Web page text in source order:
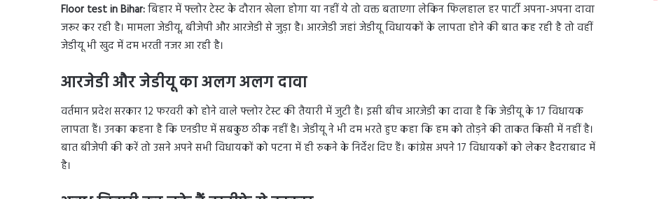
Floor test in Bihar:बिहार में फ्लोर टेस्ट के दौरान खेला होगा या नहीं ये तो वक्त बताएगा लेकिन फिलहाल हर पार्टी अपना-अपना दावा
जरूर कर रही है। मामला जेडीयू, बीजेपी और आरजेडी से जुड़ा है। आरजेडी जहां जेडीयू विधायकों के लापता होने की बात कह रही है तो वहीं
जेडीयू भी खुद में दम भरती नजर आ रही है।
आरजेडी और जेडीयू का अलग अलग दावा
वर्तमान प्रदेश सरकार 12 फरवरी को होने वाले फ्लोर टेस्ट की तैयारी में जुटी है। इसी बीच आरजेडी का दावा है कि जेडीयू के 17 विधायक
लापता हैं। उनका कहना है कि एनडीए में सबकुछ ठीक नहीं है। जेडीयू ने भी दम भरते हुए कहा कि हम को तोड़ने की ताकत किसी में नहीं है।
बात बीजेपी की करें तो उसने अपने सभी विधायकों को पटना में ही रुकने के निर्देश दिए हैं। कांग्रेस अपने 17 विधायकों को लेकर हैदराबाद में
है।